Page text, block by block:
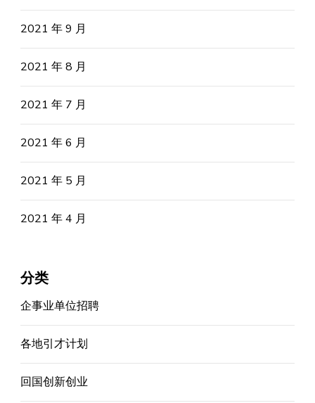
2021 年 9 月
2021 年 8 月
2021 年 7 月
2021 年 6 月
2021 年 5 月
2021 年 4 月
分类
企事业单位招聘
各地引才计划
回国创新创业